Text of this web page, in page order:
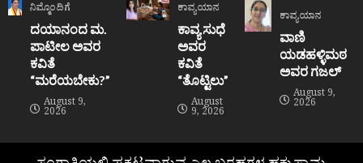
ನಿಮ್ಮೊಂದಿಗೆ
ದಯಾನಂದ ಮ.
ಪಾಟೀಲ ಅವರ
ಕವಿತೆ
“ಮರೆಯಬೇಕು?”
August 9,
2026
ಕಾವ್ಯಯಾನ
ಕಾವ್ಯ ಸುಧೆ
ಅವರ
ಕವಿತೆ
“ತೊಟ್ಟಿಲು”
August
9, 2026
ಕಾವ್ಯಯಾನ
ವಾಣಿ
ಯಡಹಳ್ಳಿಮಠ
ಅವರ ಗಜಲ್
August 9,
2026